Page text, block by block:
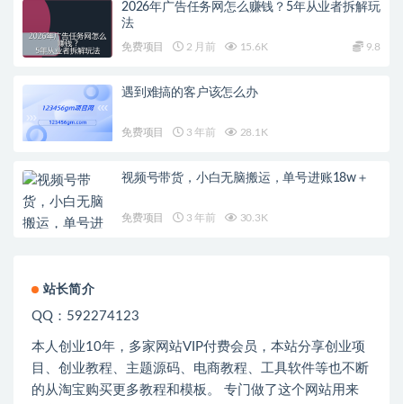
2026年广告任务网怎么赚钱？5年从业者拆解玩
法
免费项目 2 月前 15.6K 9.8
遇到难搞的客户该怎么办
免费项目 3 年前 28.1K
视频号带货，小白无脑搬运，单号进账18w＋
免费项目 3 年前 30.3K
站长简介
QQ：592274123
本人创业10年，多家网站VIP付费会员，本站分享创业项
目、创业教程、主题源码、电商教程、工具软件等也不断
的从淘宝购买更多教程和模板。 专门做了这个网站用来